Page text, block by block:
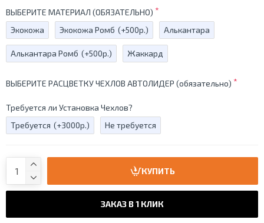
ВЫБЕРИТЕ МАТЕРИАЛ (ОБЯЗАТЕЛЬНО)
Экокожа
Экокожа Ромб (+500р.) Алькантара
Алькантара Ромб (+500р.) Жаккард
ВЫБЕРИТЕ РАСЦВЕТКУ ЧЕХЛОВ АВТОЛИДЕР (обязательно)
Требуется ли Установка Чехлов?
Требуется (+3000р.) Не требуется
КУПИТЬ
ЗАКАЗ В 1 КЛИК